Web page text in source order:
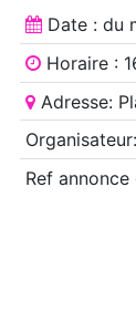
Date : du
Horaire :
Adresse:
Ref annonce